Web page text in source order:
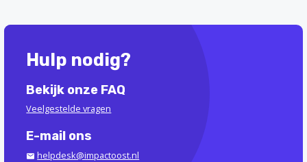
Hulp nodig?
Bekijk onze FAQ
Veelgestelde vragen
E-mail ons
helpdesk@impactoost.nl